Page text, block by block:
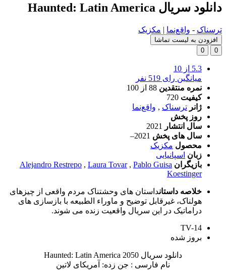
دانلود سریال Haunted: Latin America
ترسناک - واقع‌نما | مکزیک
افزودن به لیست تماشا
0
0
5.3 از 10
میانگین رای 519 نفر
نمره منتقدین 88 از 100
کیفیت 720
ژانر ترسناک , واقع‌نما
روز پخش
سال انتشار
2021
سال های پخش 2021–
محصول مکزیک
زبان اسپانیایی
بازیگران
Alejandro Restrepo , Laura Tovar, Pablo Guisa
Koestinger
خلاصه داستانداستان های وحشتناک مردم واقعی از چیزهای
هولناک، غیرقابل توضیح و ماوراء الطبیعه با بازسازی های
دراماتیک در این سریال واقعیت زنده می شوند.
TV-14
بروز‌ شده
دانلود سریال Haunted: Latin America 2050
نام فارسی : جن زده: آمریکای لاتین